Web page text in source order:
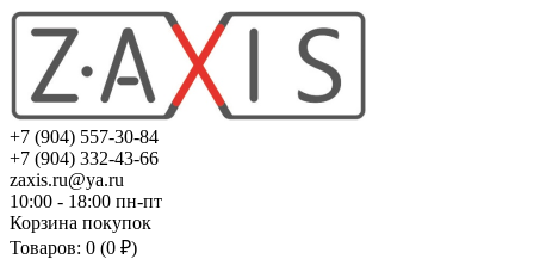
+7 (904) 557-30-84
+7 (904) 332-43-66
zaxis.ru@ya.ru
10:00 - 18:00 пн-пт
Корзина покупок
Товаров: 0 (0 ₽)